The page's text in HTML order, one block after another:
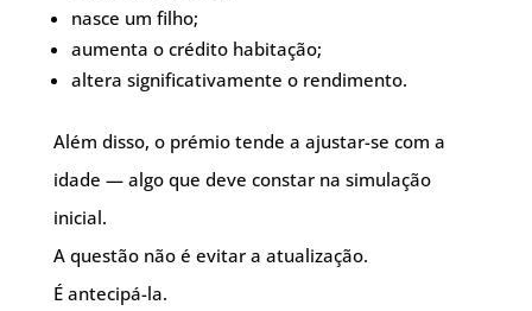
nasce um filho;
aumenta o crédito habitação;
altera significativamente o rendimento.
Além disso, o prémio tende a ajustar-se com a
idade — algo que deve constar na simulação
inicial.
A questão não é evitar a atualização.
É antecipá-la.